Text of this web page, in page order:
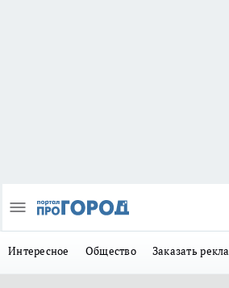
Интересное Общество Заказать